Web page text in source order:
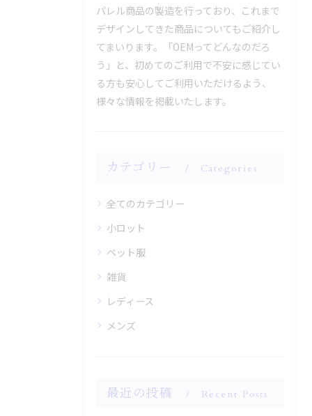
パレル商品の製造を行っており、これまで
デザインしてきた商品についてもご紹介し
てまいります。「OEMってどんなのだろ
う」と、初めてのご利用で不安に感じてい
る方も安心してご利用いただけるよう、
様々な情報を掲載いたします。
カテゴリー Categories
全てのカテゴリー
小ロット
ペット服
雑貨
レディース
メンズ
最近の投稿 Recent Posts